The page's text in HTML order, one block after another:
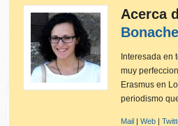
Acerca
Interesada en
muy
Erasmus en
periodismo
Mail |Web |